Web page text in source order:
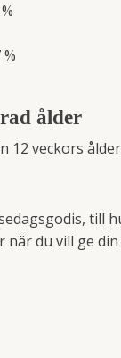
ålder
12 veckors
till
när du vill ge